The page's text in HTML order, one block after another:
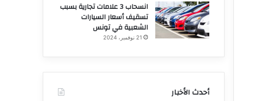
انسحاب 3 علامات تجارية بسبب
تسقيف أسعار السيارات
الشعبية في تونس
21 نوفمبر، 2024
أحدث الأخبار